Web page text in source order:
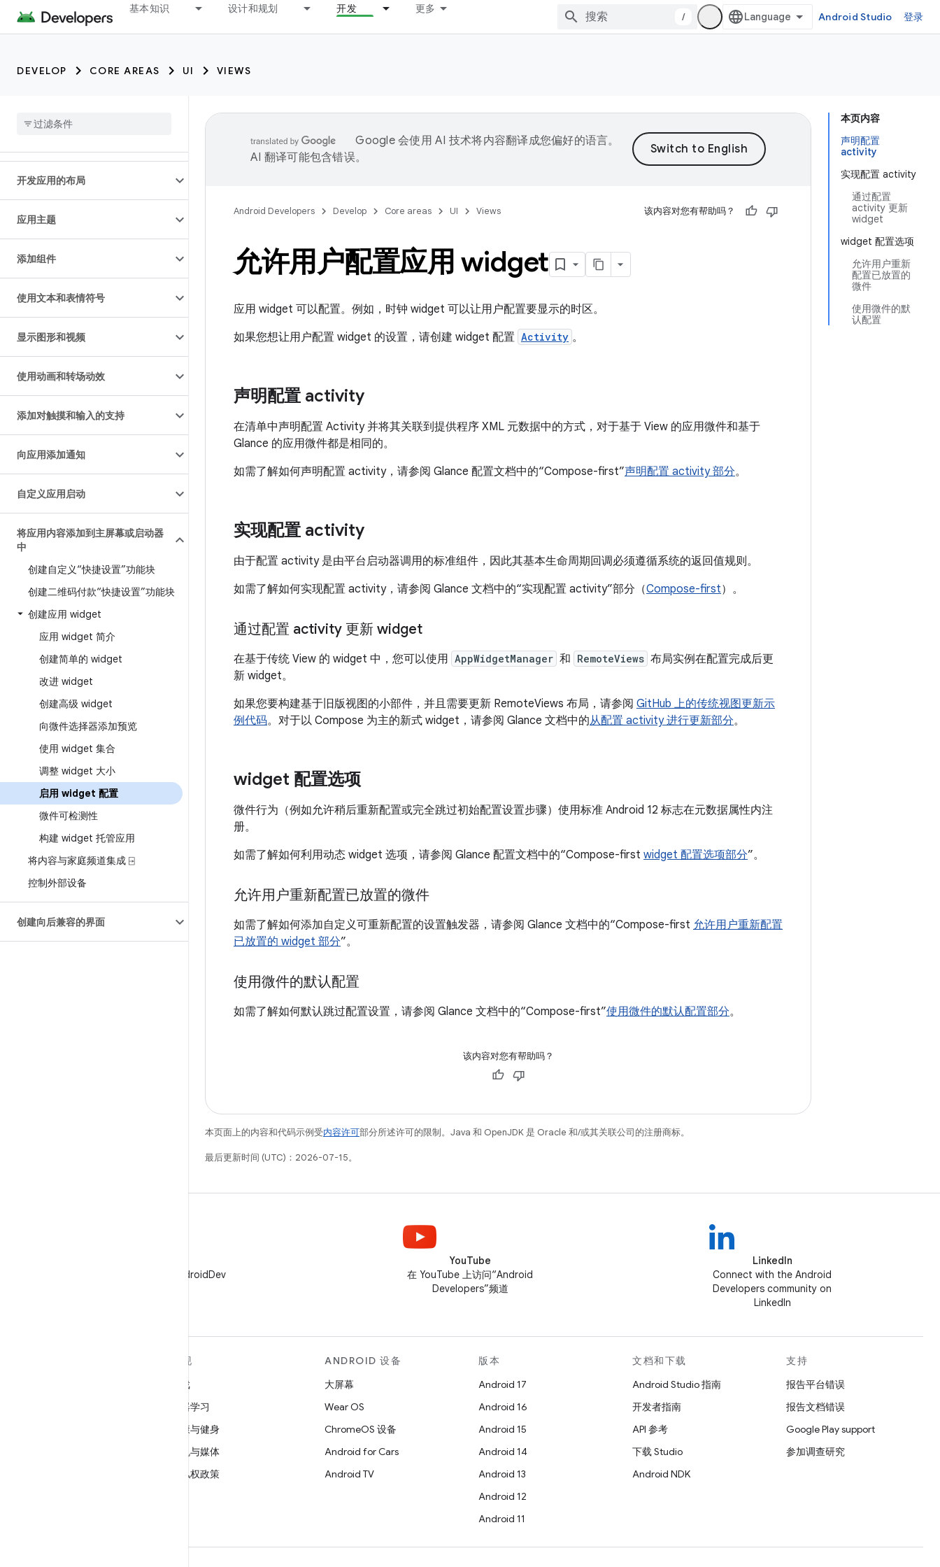
基本知识 设计和规划 开发 更多
/ Android Studio 登录
DEVELOP CORE AREAS UI VIEWS
开发应用的布局
应用主题
添加组件
使用文本和表情符号
显示图形和视频
使用动画和转场动效
添加对触摸和输入的支持
向应用添加通知
自定义应用启动
将应用内容添加到主屏幕或启动器
中
创建自定义“快捷设置”功能块
创建二维码付款“快捷设置”功能块
创建应用 widget
应用 widget 简介
创建简单的 widget
改进 widget
创建高级 widget
向微件选择器添加预览
使用 widget 集合
调整 widget 大小
启用 widget 配置
微件可检测性
构建 widget 托管应用
将内容与家庭频道集成 ⍈
控制外部设备
创建向后兼容的界面
本页内容
声明配置
activity
实现配置 activity
通过配置
activity 更新
widget
widget 配置选项
允许用户重新
配置已放置的
微件
使用微件的默
认配置
Google 会使用 AI 技术将内容翻译成您偏好的语言。
AI 翻译可能包含错误。
Android Developers Develop Core areas UI Views 该内容对您有帮助吗？
允许用户配置应用 widget
应用 widget 可以配置。例如，时钟 widget 可以让用户配置要显示的时区。
如果您想让用户配置 widget 的设置，请创建 widget 配置 Activity 。
声明配置 activity
在清单中声明配置 Activity 并将其关联到提供程序 XML 元数据中的方式，对于基于 View 的应用微件和基于
Glance 的应用微件都是相同的。
如需了解如何声明配置 activity，请参阅 Glance 配置文档中的“Compose-first”声明配置 activity 部分。
实现配置 activity
由于配置 activity 是由平台启动器调用的标准组件，因此其基本生命周期回调必须遵循系统的返回值规则。
如需了解如何实现配置 activity，请参阅 Glance 文档中的“实现配置 activity”部分（Compose-first）。
通过配置 activity 更新 widget
在基于传统 View 的 widget 中，您可以使用 AppWidgetManager 和 RemoteViews 布局实例在配置完成后更
新 widget。
如果您要构建基于旧版视图的小部件，并且需要更新 RemoteViews 布局，请参阅 GitHub 上的传统视图更新示
例代码。对于以 Compose 为主的新式 widget，请参阅 Glance 文档中的从配置 activity 进行更新部分。
widget 配置选项
微件行为（例如允许稍后重新配置或完全跳过初始配置设置步骤）使用标准 Android 12 标志在元数据属性内注
册。
如需了解如何利用动态 widget 选项，请参阅 Glance 配置文档中的“Compose-first widget 配置选项部分”。
允许用户重新配置已放置的微件
如需了解如何添加自定义可重新配置的设置触发器，请参阅 Glance 文档中的“Compose-first 允许用户重新配置
已放置的 widget 部分”。
使用微件的默认配置
如需了解如何默认跳过配置设置，请参阅 Glance 文档中的“Compose-first”使用微件的默认配置部分。
该内容对您有帮助吗？
本页面上的内容和代码示例受内容许可部分所述许可的限制。Java 和 OpenJDK 是 Oracle 和/或其关联公司的注册商标。
最后更新时间 (UTC)：2026-07-15。
在 X 上关注 @AndroidDev
YouTube
在 YouTube 上访问“Android
Developers”频道
LinkedIn
Connect with the Android
Developers community on
LinkedIn
发现
游戏
机器学习
健康与健身
相机与媒体
隐私权政策
ANDROID 设备
大屏幕
Wear OS
ChromeOS 设备
Android for Cars
Android TV
版本
Android 17
Android 16
Android 15
Android 14
Android 13
Android 12
Android 11
文档和下载
Android Studio 指南
开发者指南
API 参考
下载 Studio
Android NDK
支持
报告平台错误
报告文档错误
Google Play support
参加调查研究